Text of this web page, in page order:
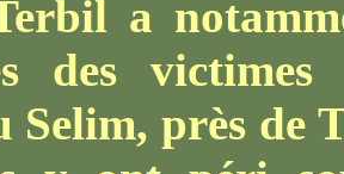
a
des
Selim, près de